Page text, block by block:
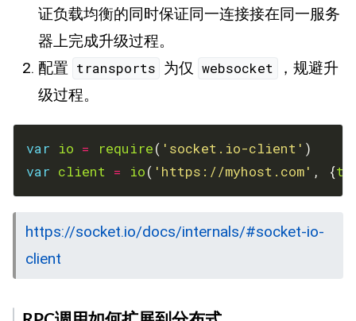
证负载均衡的同时保证同一连接接在同一服务
器上完成升级过程。
配置 transports 为仅 websocket
，规避升
级过程。
var io = require( 'socket.io-client'
var client = io( 'https://myhost.com' , {
https://socket.io/docs/internals/#socket-io-
client